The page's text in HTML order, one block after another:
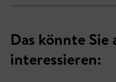
Das könnte Sie
interessieren: